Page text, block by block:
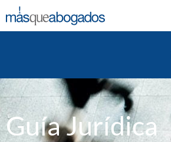
Guía Jurídica